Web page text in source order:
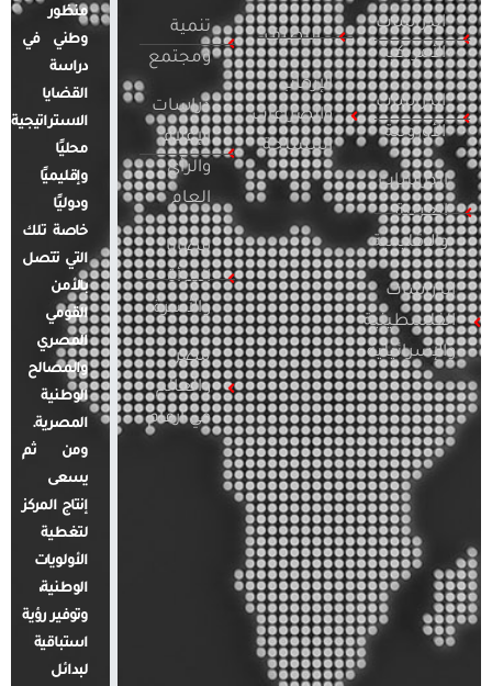
الدراسات
الأمريكية
الدراسات
الأوروبية
الدراسات
العربية
والإقليمية
الدراسات
الفلسطينية
والإسرائيلية
التطرف
الإرهاب
والصراعات
المسلحة
تنمية
ومجتمع
دراسات
الإعلام
والرأي
العام
قضايا
المرأة
والأسرة
مصر
والعالم
في أرقام
منظور
وطني في
دراسة
القضايا
الاستراتيجية
محليًا
وإقليميًا
ودوليًا
خاصة تلك
التي تتصل
بالأمن
القومي
المصري
والمصالح
الوطنية
المصرية.
ومن ثم
يسعى
إنتاج المركز
لتغطية
الأولويات
الوطنية،
وتوفير رؤية
استباقية
لبدائل